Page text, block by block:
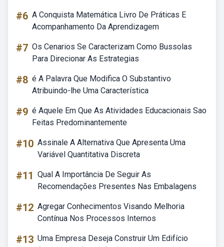
#6 A Conquista Matemática Livro De Práticas E
Acompanhamento Da Aprendizagem
#7 Os Cenarios Se Caracterizam Como Bussolas
Para Direcionar As Estrategias
#8 é A Palavra Que Modifica O Substantivo
Atribuindo-lhe Uma Característica
#9 é Aquele Em Que As Atividades Educacionais Sao
Feitas Predominantemente
#10 Assinale A Alternativa Que Apresenta Uma
Variável Quantitativa Discreta
#11 Qual A Importância De Seguir As
Recomendações Presentes Nas Embalagens
#12 Agregar Conhecimentos Visando Melhoria
Contínua Nos Processos Internos
#13 Uma Empresa Deseja Construir Um Edifício